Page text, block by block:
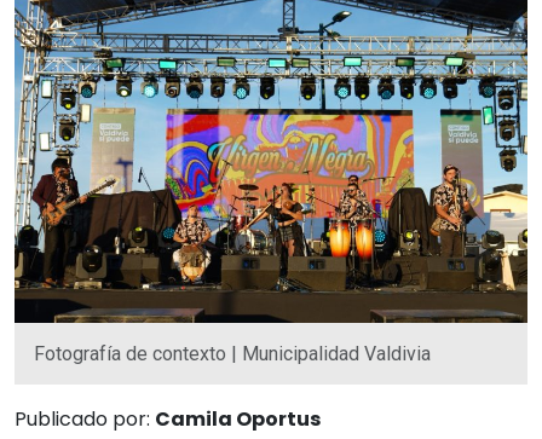
Fotografía de contexto | Municipalidad Valdivia
Publicado por: Camila Oportus